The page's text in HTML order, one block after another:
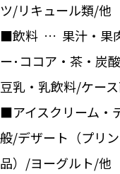
ツ/リキュール類/他
■飲料 … 果汁・果
ー･ココア・茶・炭
豆乳・乳飲料/ケー
■アイスクリーム・
般/デザート（プリ
品）/ヨーグルト/他